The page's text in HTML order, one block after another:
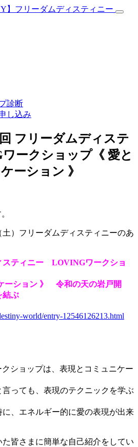
診断
し込み
フリーダムディステ
ークショップ《 愛と
ーション 》
）フリーダムディスティニーのあ
ティニー LOVINGワークショ
ーション 》 令和の天の岩戸開
結ぶ
world/entry-12546126213.html
ショップは、表現とコミュニケー
っても、表現のテクニックを学ぶ
、エネルギー的に愛の表現が出来
皆さまに簡単な自己紹介をしてい